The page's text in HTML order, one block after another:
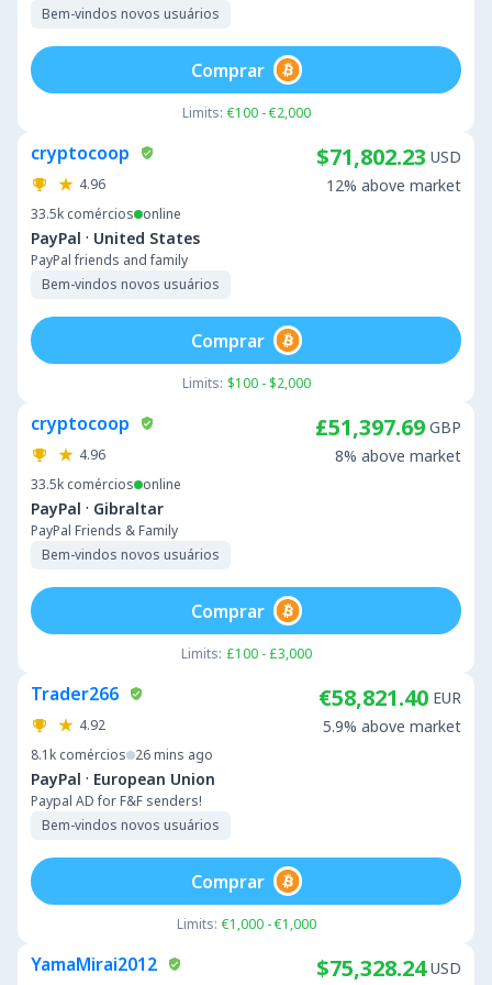
Bem-vindos novos usuários
Limits: €100 - €2,000
Comprar
cryptocoop
4.96
33.5k comércios online
PayPal · United States
PayPal friends and family
Bem-vindos novos usuários
$71,802.23 USD
12% above market
Limits: $100 - $2,000
Comprar
cryptocoop
4.96
33.5k comércios online
PayPal · Gibraltar
PayPal Friends & Family
Bem-vindos novos usuários
£51,397.69 GBP
8% above market
Limits: £100 - £3,000
Comprar
Trader266
4.92
8.1k comércios 26 mins ago
PayPal · European Union
Paypal AD for F&F senders!
Bem-vindos novos usuários
€58,821.40 EUR
5.9% above market
Limits: €1,000 - €1,000
Comprar
YamaMirai2012 $75,328.24 USD